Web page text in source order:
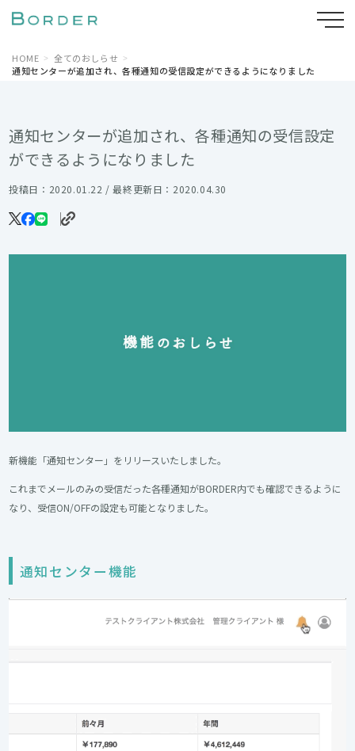
HOME
全てのおしらせ
通知センターが追加され、各種通知の受信設定ができるようになりました
通知センターが追加され、各種通知の受信設定
ができるようになりました
投稿日：2020.01.22 / 最終更新日：2020.04.30
新機能「通知センター」をリリースいたしました。
これまでメールのみの受信だった各種通知がBORDER内でも確認できるように
なり、受信ON/OFFの設定も可能となりました。
通知センター機能